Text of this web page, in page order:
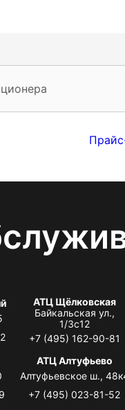
АТЦ Щёлковская
Байкальская ул.,
1/3с12
+7 (495) 162-90-81
АТЦ Алтуфьево
Алтуфьевское ш.,
+7 (495) 023-81-52